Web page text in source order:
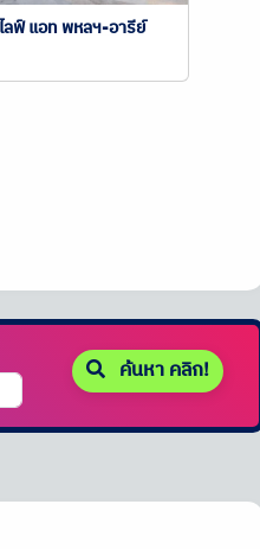
ลฟ์ แอท พหลฯ-อารีย์
ค้นหา คลิก!